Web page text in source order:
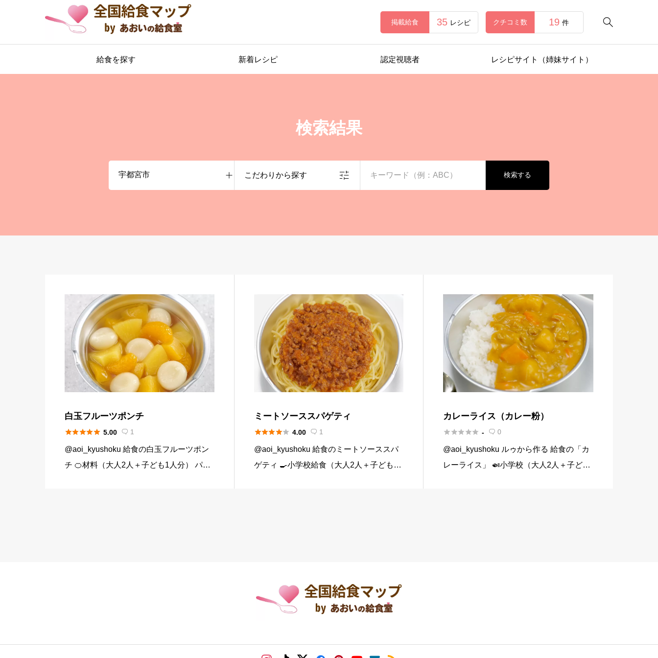

掲載給食 35 レシピ クチコミ数 19 件
給食を探す 新着レシピ 認定視聴者 レシピサイト（姉妹サイト）
検索結果
こだわりから探す 検索する
白玉フルーツポンチ
 5.00  1
@aoi_kyushoku 給食の白玉フルーツポン
チ 🍊材料（大人2人＋子ども1人分） パイ
ミートソーススパゲティ
 4.00  1
@aoi_kyushoku 給食のミートソーススパ
ゲティ 🍳小学校給食（大人2人＋子ども1
カレーライス（カレー粉）
 -  0
@aoi_kyushoku ルゥから作る 給食の「カ
レーライス」 🍛小学校（大人2人＋子ども